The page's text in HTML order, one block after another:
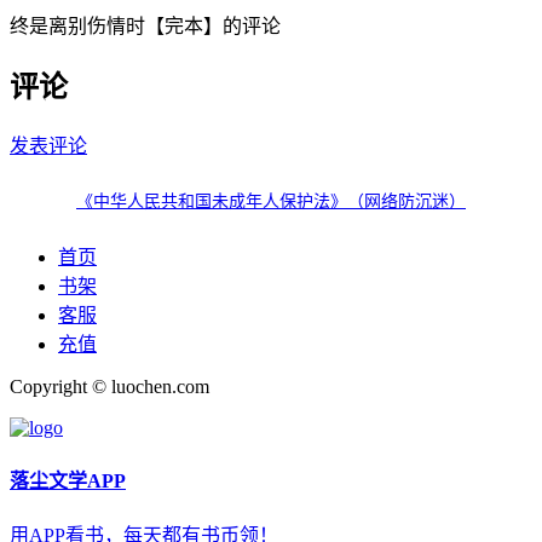
终是离别伤情时【完本】的评论
评论
发表评论
《中华人民共和国未成年人保护法》（网络防沉迷）
首页
书架
客服
充值
Copyright © luochen.com
落尘文学APP
用APP看书，每天都有书币领！